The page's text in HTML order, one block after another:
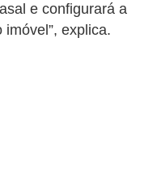
e configurará a
explica.